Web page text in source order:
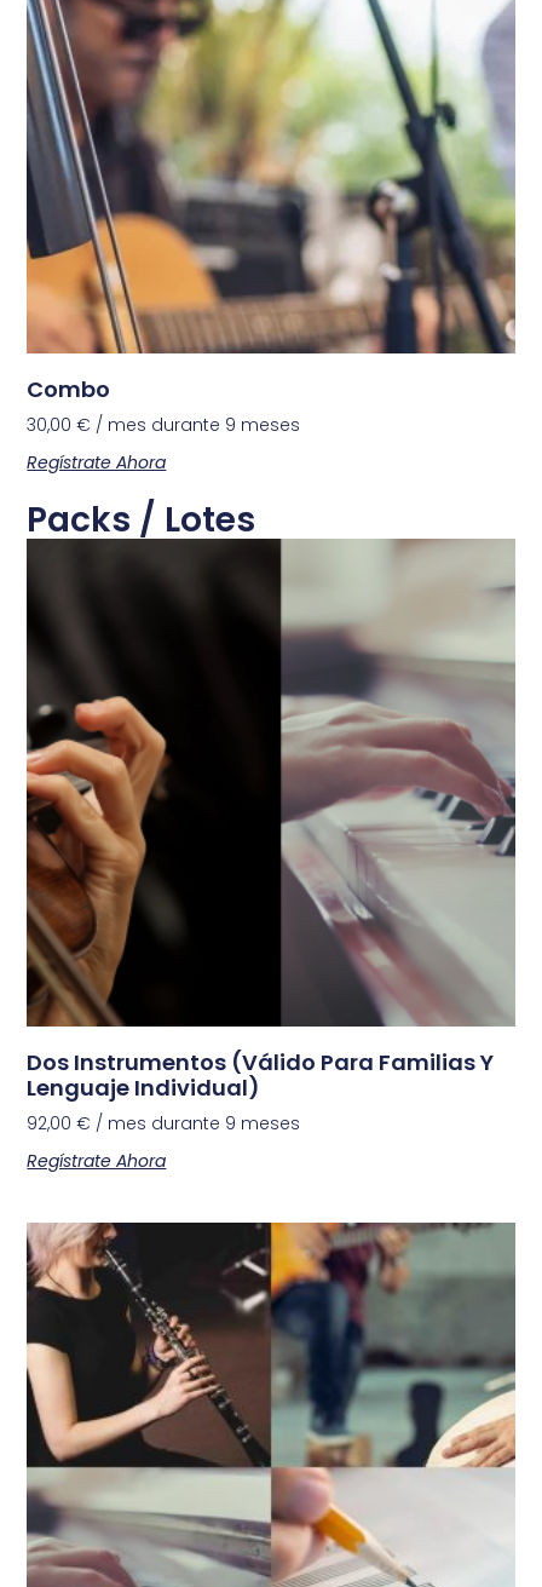
Combo
30,00€ / mes durante 9 meses
Regístrate Ahora
Packs / Lotes
Dos Instrumentos (Válido Para Familias Y
Lenguaje Individual)
92,00€ / mes durante 9 meses
Regístrate Ahora